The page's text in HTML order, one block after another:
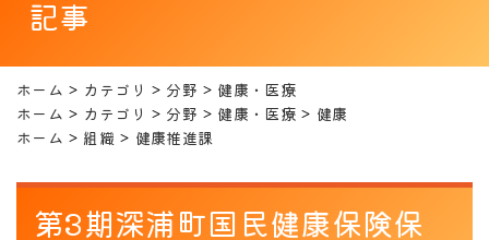
記事
ホーム カテゴリ 分野
健康・医療
ホーム
カテゴリ 分野 健康・医療
健康
ホーム
組織 健康推進課
第3期深浦町国民健康保険保